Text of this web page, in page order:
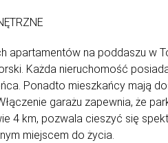
apartamentów na poddaszu w
Każda nieruchomość
Ponadto mieszkańcy mają
garażu zapewnia, że
4 km, pozwala cieszyć się
miejscem do życia.